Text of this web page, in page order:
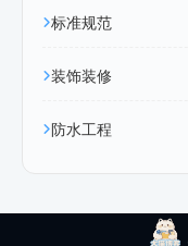
标准规范
装饰装修
防水工程